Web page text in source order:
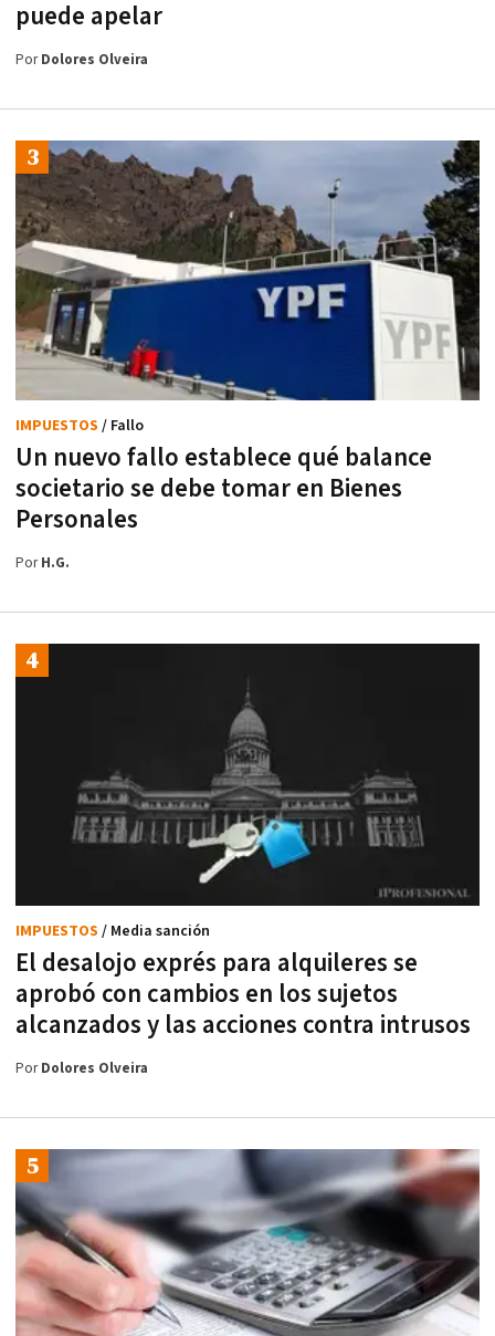
puede apelar
PorDolores Olveira
Un nuevo fallo establece qué balance
societario se debe tomar en Bienes
Personales
IMPUESTOS / Fallo
PorH.G.
El desalojo exprés para alquileres se
aprobó con cambios en los sujetos
alcanzados y las acciones contra intrusos
IMPUESTOS / Media sanción
PorDolores Olveira